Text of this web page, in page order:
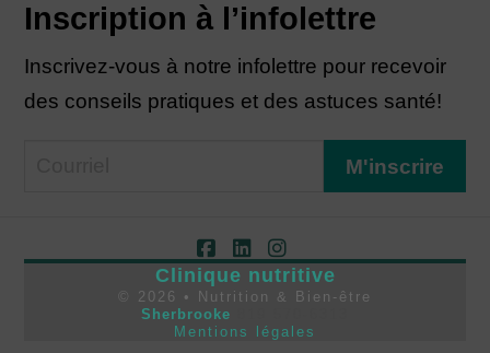
Inscription à l’infolettre
Inscrivez-vous à notre infolettre pour recevoir
des conseils pratiques et des astuces santé!
Facebook
LinkedIn
Instagram
Clinique nutritive
© 2026
• Nutrition & Bien-être
Sherbrooke
Mentions légales